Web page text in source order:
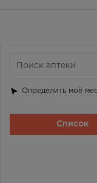
Определить моё
Список